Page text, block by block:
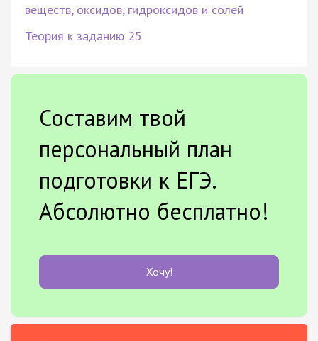
веществ, оксидов, гидроксидов и солей
Теория к заданию 25
Составим твой
персональный план
подготовки к ЕГЭ.
Абсолютно бесплатно!
Хочу!